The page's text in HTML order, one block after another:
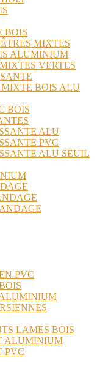
BOIS
MIXTES
ALUMINIUM
VERTES
BOIS ALU
BOIS
ALU
PVC
ALU SEUIL
PVC
LAMES BOIS
ALUMINIUM
PVC